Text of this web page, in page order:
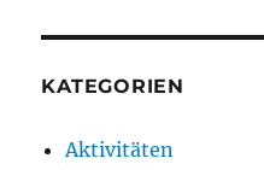
KATEGORIEN
Aktivitäten